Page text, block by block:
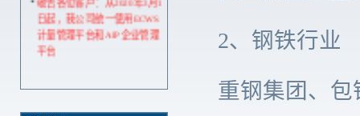
日起，我公司统一使用ECWS
计量管理平台和AIP企业管理
平台
2、钢铁行业
重钢集团、